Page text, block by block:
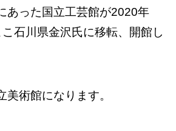
あった国立工芸館が2020年
こ石川県金沢氏に移転、開館し
美術館になります。